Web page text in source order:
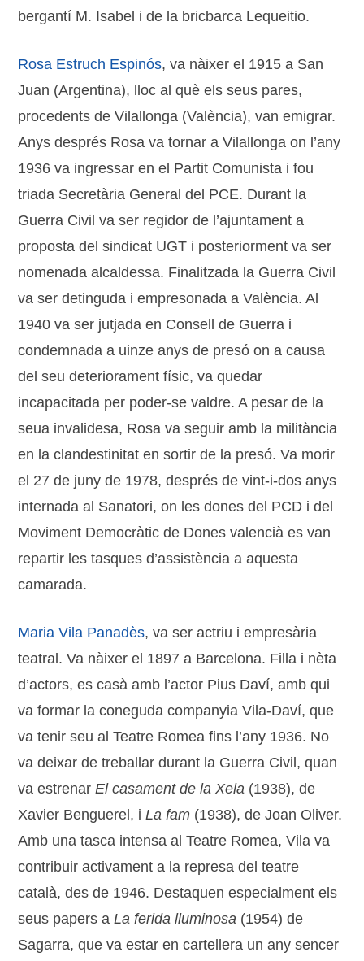
bergantí M. Isabel i de la bricbarca Lequeitio.
Rosa Estruch Espinós, va nàixer el 1915 a San
Juan (Argentina), lloc al què els seus pares,
procedents de Vilallonga (València), van emigrar.
Anys després Rosa va tornar a Vilallonga on l’any
1936 va ingressar en el Partit Comunista i fou
triada Secretària General del PCE. Durant la
Guerra Civil va ser regidor de l’ajuntament a
proposta del sindicat UGT i posteriorment va ser
nomenada alcaldessa. Finalitzada la Guerra Civil
va ser detinguda i empresonada a València. Al
1940 va ser jutjada en Consell de Guerra i
condemnada a uinze anys de presó on a causa
del seu deteriorament físic, va quedar
incapacitada per poder-se valdre. A pesar de la
seua invalidesa, Rosa va seguir amb la militància
en la clandestinitat en sortir de la presó. Va morir
el 27 de juny de 1978, després de vint-i-dos anys
internada al Sanatori, on les dones del PCD i del
Moviment Democràtic de Dones valencià es van
repartir les tasques d’assistència a aquesta
camarada.
Maria Vila Panadès, va ser actriu i empresària
teatral. Va nàixer el 1897 a Barcelona. Filla i nèta
d’actors, es casà amb l’actor Pius Daví, amb qui
va formar la coneguda companyia Vila-Daví, que
va tenir seu al Teatre Romea fins l’any 1936. No
va deixar de treballar durant la Guerra Civil, quan
va estrenarEl casament de la Xela (1938), de
Xavier Benguerel, iLa fam (1938), de Joan Oliver.
Amb una tasca intensa al Teatre Romea, Vila va
contribuir activament a la represa del teatre
català, des de 1946. Destaquen especialment els
seus papers aLa ferida lluminosa (1954) de
Sagarra, que va estar en cartellera un any sencer